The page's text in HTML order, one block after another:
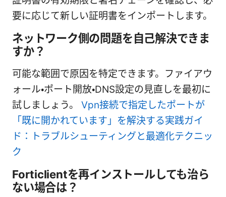
要に応じて新しい証明書をインポートします。
ネットワーク側の問題を自己解決できま
すか？
可能な範囲で原因を特定できます。ファイアウ
ォール・ポート開放・DNS設定の見直しを最初に
試しましょう。 Vpn接続で指定したポートが
「既に開かれています」を解決する実践ガイ
ド：トラブルシューティングと最適化テクニッ
ク
Forticlientを再インストールしても治ら
ない場合は？